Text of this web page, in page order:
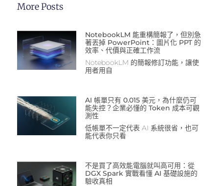
More Posts
NotebookLM 能重構簡報了，但別急
著丟掉 PowerPoint：圖片化 PPT 的
效率、代價與正確工作流
NotebookLM 的簡報修訂功能，讓使
用者用自
AI 帳單只有 0.015 美元，為什麼仍可
能失控？企業必懂的 Token 成本可觀
測性
低帳單不一定代表 AI 系統很省，也可
能代表你只看
不是買了高效能電腦就叫高可用：從
DGX Spark 實戰看懂 AI 基礎設施的
驗收真相